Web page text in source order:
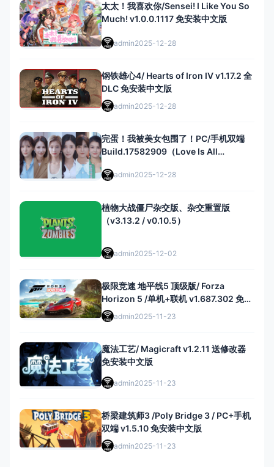
太太！我喜欢你/Sensei! I Like You So
Much! v1.0.0.1117 免安装中文版
admin2025-12-28
钢铁雄心4/ Hearts of Iron IV v1.17.2 全
DLC 免安装中文版
admin2025-12-28
完蛋！我被美女包围了！PC/手机双端
Build.17582909（Love Is All
admin2025-12-28
植物大战僵尸杂交版、杂交重置版
（v3.13.2 / v0.10.5）
admin2025-12-02
极限竞速 地平线5 顶级版/ Forza
Horizon 5 /单机+联机 v1.687.302 免安
装中文版
admin2025-11-23
魔法工艺/ Magicraft v1.2.11 送修改器
免安装中文版
admin2025-11-23
桥梁建筑师3 /Poly Bridge 3 / PC+手机
双端 v1.5.10 免安装中文版
admin2025-11-23